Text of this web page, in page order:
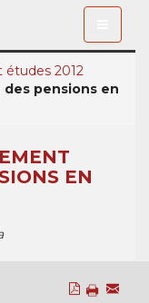
études 2012
pensions en
EN